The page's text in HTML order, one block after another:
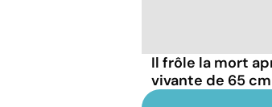
Il frôle la mort
vivante de 65